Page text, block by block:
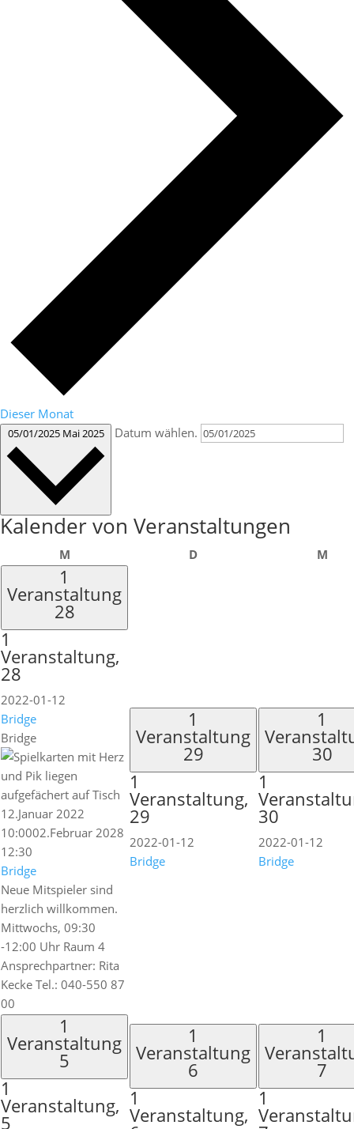
Dieser Monat
05/01/2025 Mai 2025 Datum wählen.
Kalender von Veranstaltungen
MMontag DDienstag M
1
Veranstaltung
28
1
Veranstaltung,
28
2022-01-12
Bridge
Bridge
12.Januar 2022
10:0002.Februar 2028
12:30
Bridge
Neue Mitspieler sind
herzlich willkommen.
Mittwochs, 09:30
-12:00 Uhr Raum 4
Ansprechpartner: Rita
Kecke Tel.: 040-550 87
00
1
Veranstaltung
29
1
Veranstaltung,
29
2022-01-12
Bridge
1
30
1
30
2022-01-12
Bridge
1
Veranstaltung
5
1
Veranstaltung,
5
1
Veranstaltung
6
1
Veranstaltung,
1
7
1